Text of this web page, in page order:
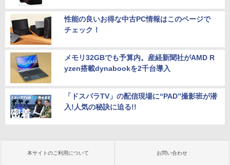
性能の良いお得な中古PC情報はこのページで
チェック！
メモリ32GBでも予算内。産経新聞社がAMD R
yzen搭載dynabookを2千台導入
「ドスパラTV」の配信現場に“PAD”撮影班が潜
入!人気の秘訣に迫る!!
本サイトのご利用について お問い合わせ